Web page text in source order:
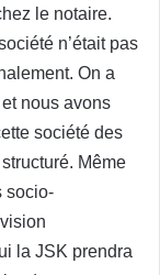
le notaire.
n’était pas
On a
nous avons
société des
Même
socio-
la JSK prendra